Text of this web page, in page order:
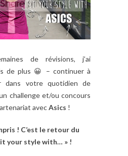
de révisions, j’ai
de plus 😀 – continuer à
dans votre quotidien de
challenge et/ou concours
avecAsics !
! C’est le retour du
your style with… » !